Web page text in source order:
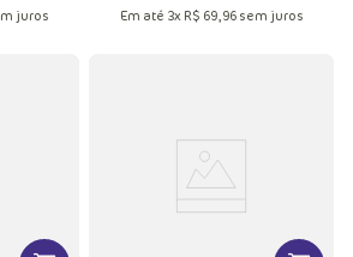
juros Em até 3x R$ 69, 96sem juros